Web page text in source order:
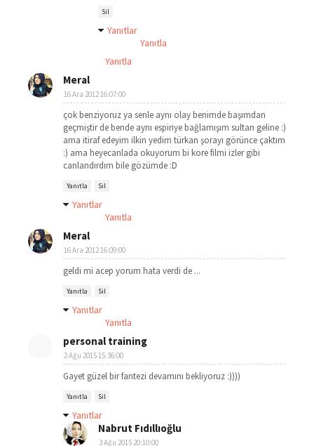
Sil
Yanıtlar
Yanıtla
Yanıtla
Meral
16 Ara 2012 16:07:00
çok benziyoruz ya senle aynı olay benimde başımdan
geçmiştir de bende aynı espiriye bağlamışım sultan geline :)
ama itiraf edeyim ilkin yedim türkan şorayı görünce çaktım
:) ama heyecanlada okuyorum bi kore filmi izler gibi
canlandırdım bile gözümde :D
Yanıtla Sil
Yanıtlar
Yanıtla
Meral
16 Ara 2012 16:09:00
geldi mi acep yorum hata verdi de ...
Yanıtla Sil
Yanıtlar
Yanıtla
personal training
2 Ağu 2015 15:36:00
Gayet güzel bir fantezi devamını bekliyoruz :))))
Yanıtla Sil
Yanıtlar
Nabrut Fıdıllıoğlu
3 Ağu 2015 20:10:00